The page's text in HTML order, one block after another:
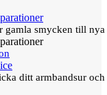
gamla smycken till
ditt armbandsur